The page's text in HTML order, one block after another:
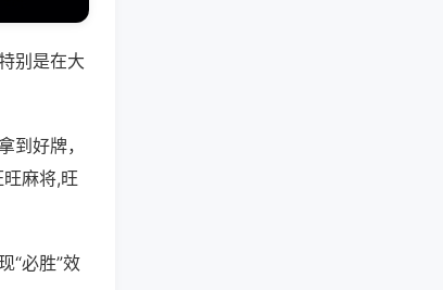
别是在大
到好牌，
麻将,旺
“必胜”效